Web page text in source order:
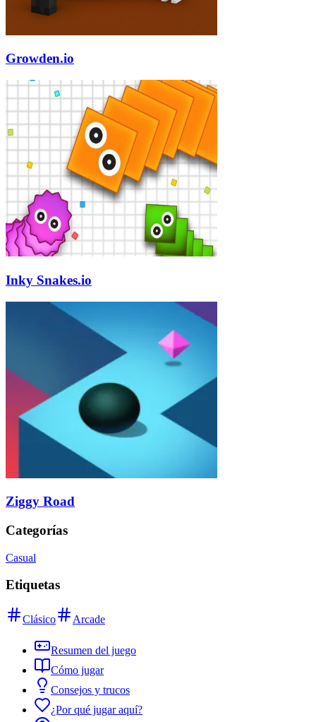
Growden.io
Inky Snakes.io
Ziggy Road
Categorías
Casual
Etiquetas
Clásico Arcade
Resumen del juego
Cómo jugar
Consejos y trucos
¿Por qué jugar aquí?